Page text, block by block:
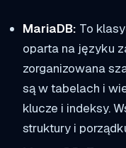
MariaDB: To
oparta na języku
zorganizowana
są w tabelach i
klucze i indeksy.
struktury i